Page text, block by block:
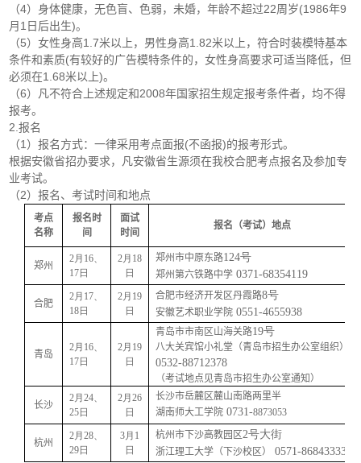
（4）身体健康，无色盲、色弱，未婚，年龄不超过22周岁(1986年9
月1日后出生)。
（5）女性身高1.7米以上，男性身高1.82米以上，符合时装模特基本
条件和素质(有较好的广告模特条件的，女性身高要求可适当降低，但
必须在1.68米以上)。
（6）凡不符合上述规定和2008年国家招生规定报考条件者，均不得
报考。
2.报名
（1）报名方式：一律采用考点面报(不函报)的报考形式。
根据安徽省招办要求，凡安徽省生源须在我校合肥考点报名及参加专
业考试。
（2）报名、考试时间和地点
考点
名称
报名时
间
面试
时间
报名（考试）地点
郑州
2月16、
17日
2月18
日
郑州市中原东路124号
郑州第六铁路中学 0371-68354119
合肥
2月17、
18日
2月19
日
合肥市经济开发区丹霞路8号
安徽艺术职业学院 0551-4655938
青岛
2月16、
17日
2月19
日
青岛市市南区山海关路19号
八大关宾馆小礼堂（青岛市招生办公室组织）
0532-88712378
（考试地点见青岛市招生办公室通知）
长沙
2月24、
25日
2月26
日
长沙市岳麓区麓山南路两里半
湖南师大工学院 0731-8873053
杭州
2月28、
29日
3月1
日
杭州市下沙高教园区2号大街
浙江理工大学（下沙校区） 0571-86843333